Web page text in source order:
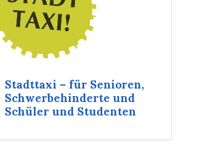
Stadttaxi – für Senioren,
Schwerbehinderte und
Schüler und Studenten